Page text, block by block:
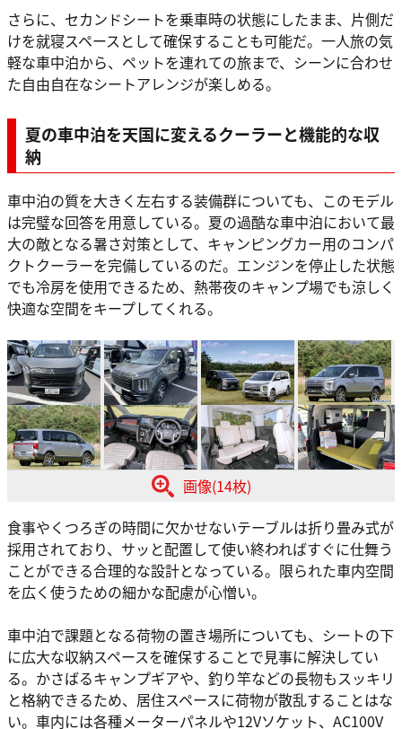
さらに、セカンドシートを乗車時の状態にしたまま、片側だ
けを就寝スペースとして確保することも可能だ。一人旅の気
軽な車中泊から、ペットを連れての旅まで、シーンに合わせ
た自由自在なシートアレンジが楽しめる。
夏の車中泊を天国に変えるクーラーと機能的な収
納
車中泊の質を大きく左右する装備群についても、このモデル
は完璧な回答を用意している。夏の過酷な車中泊において最
大の敵となる暑さ対策として、キャンピングカー用のコンパ
クトクーラーを完備しているのだ。エンジンを停止した状態
でも冷房を使用できるため、熱帯夜のキャンプ場でも涼しく
快適な空間をキープしてくれる。
画像(14枚)
食事やくつろぎの時間に欠かせないテーブルは折り畳み式が
採用されており、サッと配置して使い終わればすぐに仕舞う
ことができる合理的な設計となっている。限られた車内空間
を広く使うための細かな配慮が心憎い。
車中泊で課題となる荷物の置き場所についても、シートの下
に広大な収納スペースを確保することで見事に解決してい
る。かさばるキャンプギアや、釣り竿などの長物もスッキリ
と格納できるため、居住スペースに荷物が散乱することはな
い。車内には各種メーターパネルや12Vソケット、AC100V